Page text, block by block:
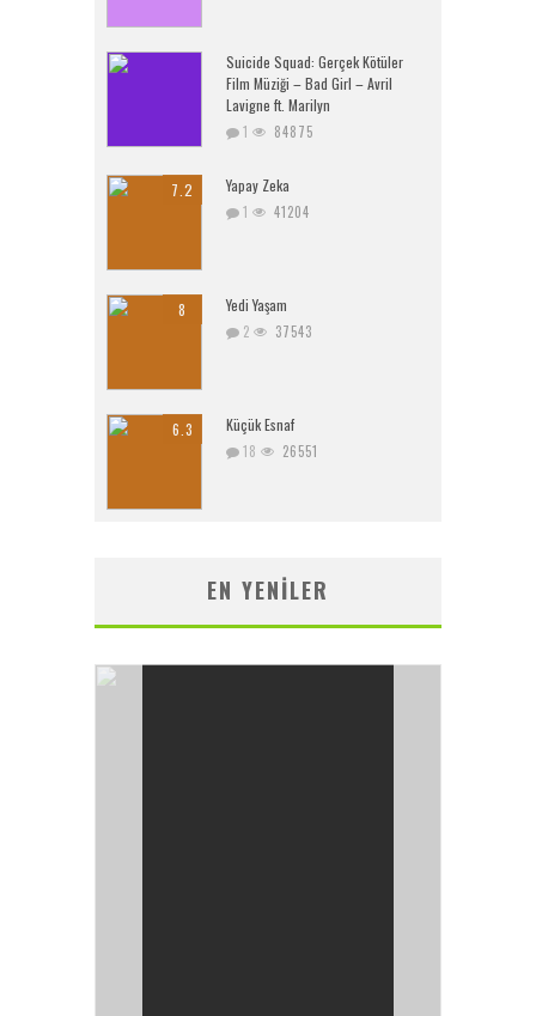
Suicide Squad: Gerçek Kötüler
Film Müziği – Bad Girl – Avril
Lavigne ft. Marilyn
1 84875
7.2 Yapay Zeka
1 41204
8 Yedi Yaşam
2 37543
6.3 Küçük Esnaf
18 26551
EN YENILER